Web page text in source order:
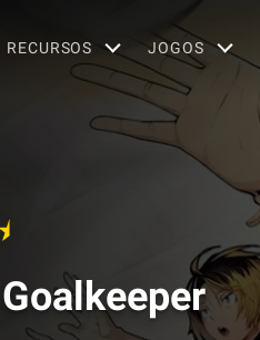
RECURSOS JOGOS